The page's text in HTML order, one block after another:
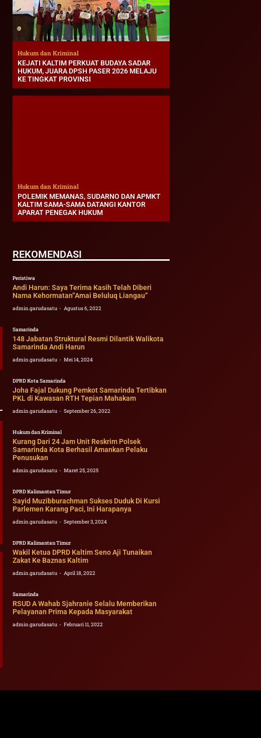
Hukum dan Kriminal
KEJATI KALTIM PERKUAT BUDAYA SADAR
HUKUM, JUARA DPSH PASER 2026 MELAJU
KE TINGKAT PROVINSI
Hukum dan Kriminal
POLEMIK MEMANAS, SUDARNO DAN APMKT
KALTIM SAMA-SAMA DATANGI KANTOR
APARAT PENEGAK HUKUM
REKOMENDASI
Peristiwa
Andi Harun: Saya Terima Kasih Telah Diberi
Nama Kehormatan”Amai Beluluq Liangau”
admin.garudasatu Agustus 6, 2022
Samarinda
148 Jabatan Struktural Resmi Dilantik Walikota
Samarinda Andi Harun
admin.garudasatu Mei 14, 2024
DPRD Kota Samarinda
Joha Fajal Dukung Pemkot Samarinda Tertibkan
PKL di Kawasan RTH Tepian Mahakam
admin.garudasatu September 26, 2022
Hukum dan Kriminal
Kurang Dari 24 Jam Unit Reskrim Polsek
Samarinda Kota Berhasil Amankan Pelaku
Penusukan
admin.garudasatu Maret 25, 2025
DPRD Kalimantan Timur
Sayid Muzibburachman Sukses Duduk Di Kursi
Parlemen Karang Paci, Ini Harapanya
admin.garudasatu September 3, 2024
DPRD Kalimantan Timur
Wakil Ketua DPRD Kaltim Seno Aji Tunaikan
Zakat Ke Baznas Kaltim
admin.garudasatu April 18, 2022
Samarinda
RSUD A Wahab Sjahranie Selalu Memberikan
Pelayanan Prima Kepada Masyarakat
admin.garudasatu Februari 11, 2022